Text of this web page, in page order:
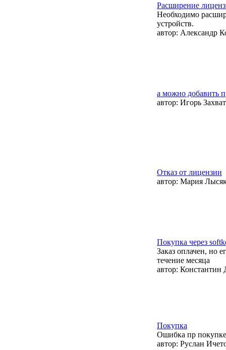
Расширение
Необходимо
устройств.
автор: Александр
а можно добавить
автор: Игорь
Отказ от лицензии
автор: Мария
Покупка через
Заказ оплачен, но
течение месяца
автор: Константин
Покупка
Ошибка пр
автор: Руслан